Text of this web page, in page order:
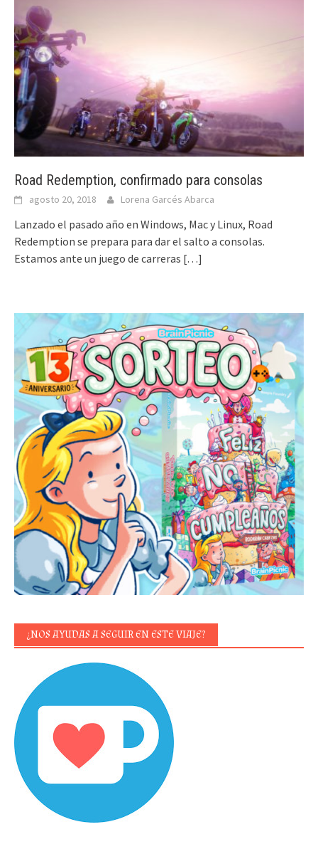
Road Redemption, confirmado para consolas
agosto 20, 2018 Lorena Garcés Abarca
Lanzado el pasado año en Windows, Mac y Linux, Road
Redemption se prepara para dar el salto a consolas.
Estamos ante un juego de carreras […]
¿NOS AYUDAS A SEGUIR EN ESTE VIAJE?